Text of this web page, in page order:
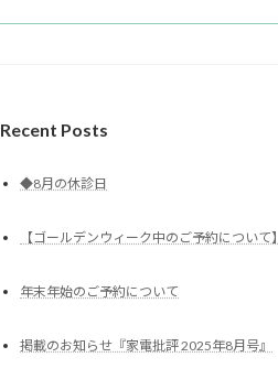
Recent Posts
◆8月の休診日
【ゴールデンウィーク中のご予約について】
年末年始のご予約について
掲載のお知らせ『家電批評 2025年8月号』